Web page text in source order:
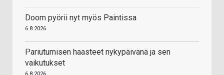
Doom pyörii nyt myös Paintissa
6.8.2026
Pariutumisen haasteet nykypäivänä ja sen
vaikutukset
6.8.2026